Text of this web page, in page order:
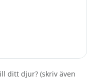
ditt djur? (skriv även